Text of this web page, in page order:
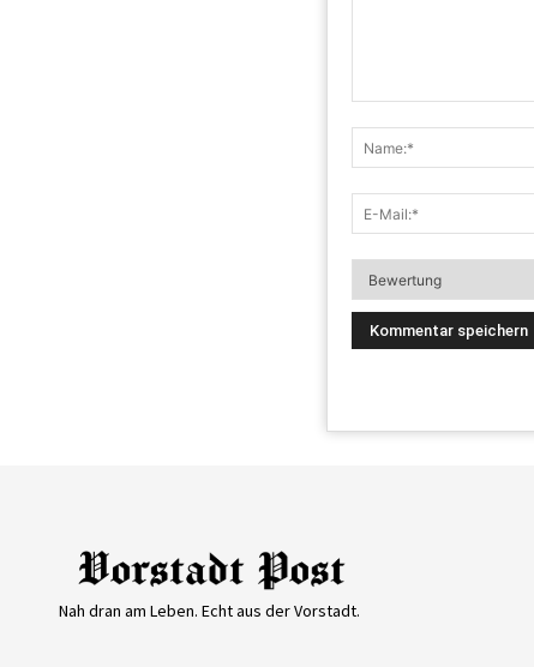
Nah dran am Leben. Echt aus der Vorstadt.